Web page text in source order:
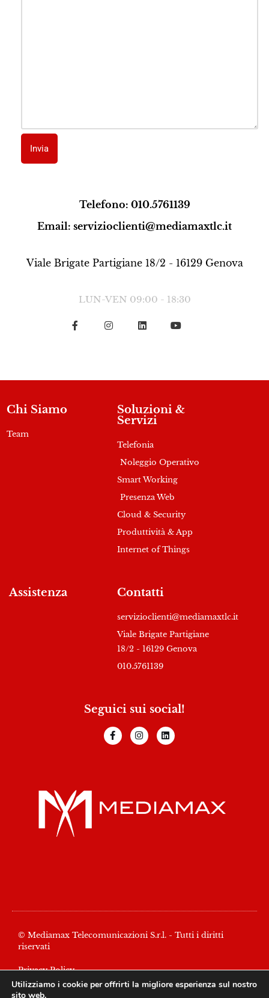
Telefono: 010.5761139
Email: servizioclienti@mediamaxtlc.it
Viale Brigate Partigiane 18/2 - 16129 Genova
LUN-VEN 09:00 - 18:30
Chi Siamo
Team
Soluzioni &
Servizi
Telefonia
Noleggio Operativo
Smart Working
Presenza Web
Cloud & Security
Produttività & App
Internet of Things
Assistenza Contatti
servizioclienti@mediamaxtlc.it
Viale Brigate Partigiane
18/2 - 16129 Genova
010.5761139
Seguici sui social!
© Mediamax Telecomunicazioni S.r.l. - Tutti i diritti
riservati
Privacy Policy
P.IVA 01578530998
Utilizziamo i cookie per offrirti la migliore esperienza sul nostro
sito web.